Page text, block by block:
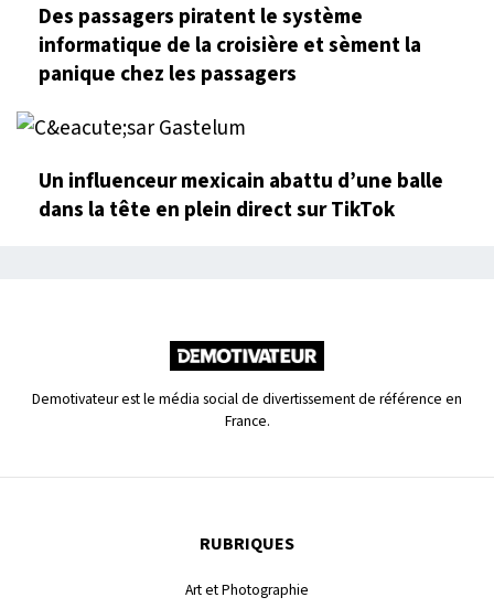
Des passagers piratent le système
informatique de la croisière et sèment la
panique chez les passagers
Un influenceur mexicain abattu d’une balle
dans la tête en plein direct sur TikTok
Demotivateur est le média social de divertissement de référence en
France.
RUBRIQUES
Art et Photographie